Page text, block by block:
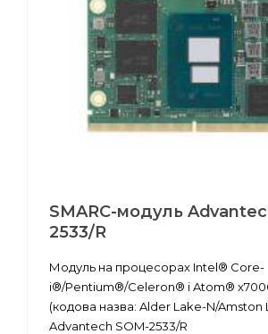
SMARC-модуль
2533/R
Модуль на процесорах Intel® Core-
i®/Pentium®/Celeron® і Atom®
(кодова назва: Alder Lake-N/Amston
Advantech SOM-2533/R